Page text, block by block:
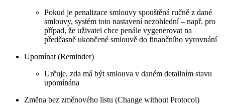
Pokud je penalizace smlouvy spouštěná ručně z dané
smlouvy, systém toto nastavení nezohlední – např. pro
případ, že uživatel chce penále vygenerovat na
předčasně ukončené smlouvě do finančního vyrovnání
Upomínat (Reminder)
Určuje, zda má být smlouva v daném detailním stavu
upomínána
Změna bez změnového listu (Change without Protocol)